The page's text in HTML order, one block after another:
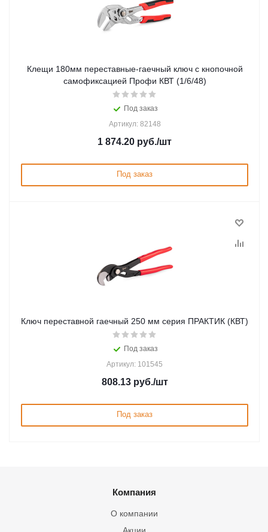
Клещи 180мм переставные-гаечный ключ с кнопочной
самофиксацией Профи КВТ (1/6/48)
Под заказ
Артикул: 82148
1 874.20 руб./шт
Под заказ
Ключ переставной гаечный 250 мм серия ПРАКТИК (КВТ)
Под заказ
Артикул: 101545
808.13руб./шт
Под заказ
Компания
О компании